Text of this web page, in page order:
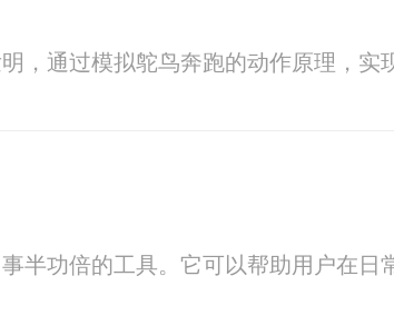
，通过模拟鸵鸟奔跑的动作原理，
半功倍的工具。它可以帮助用户在